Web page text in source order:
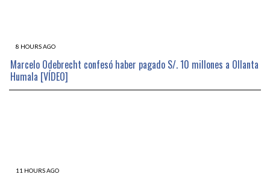
8 HOURS AGO
Marcelo Odebrecht confesó haber pagado S/. 10 millones a Ollanta
Humala [VÍDEO]
11 HOURS AGO